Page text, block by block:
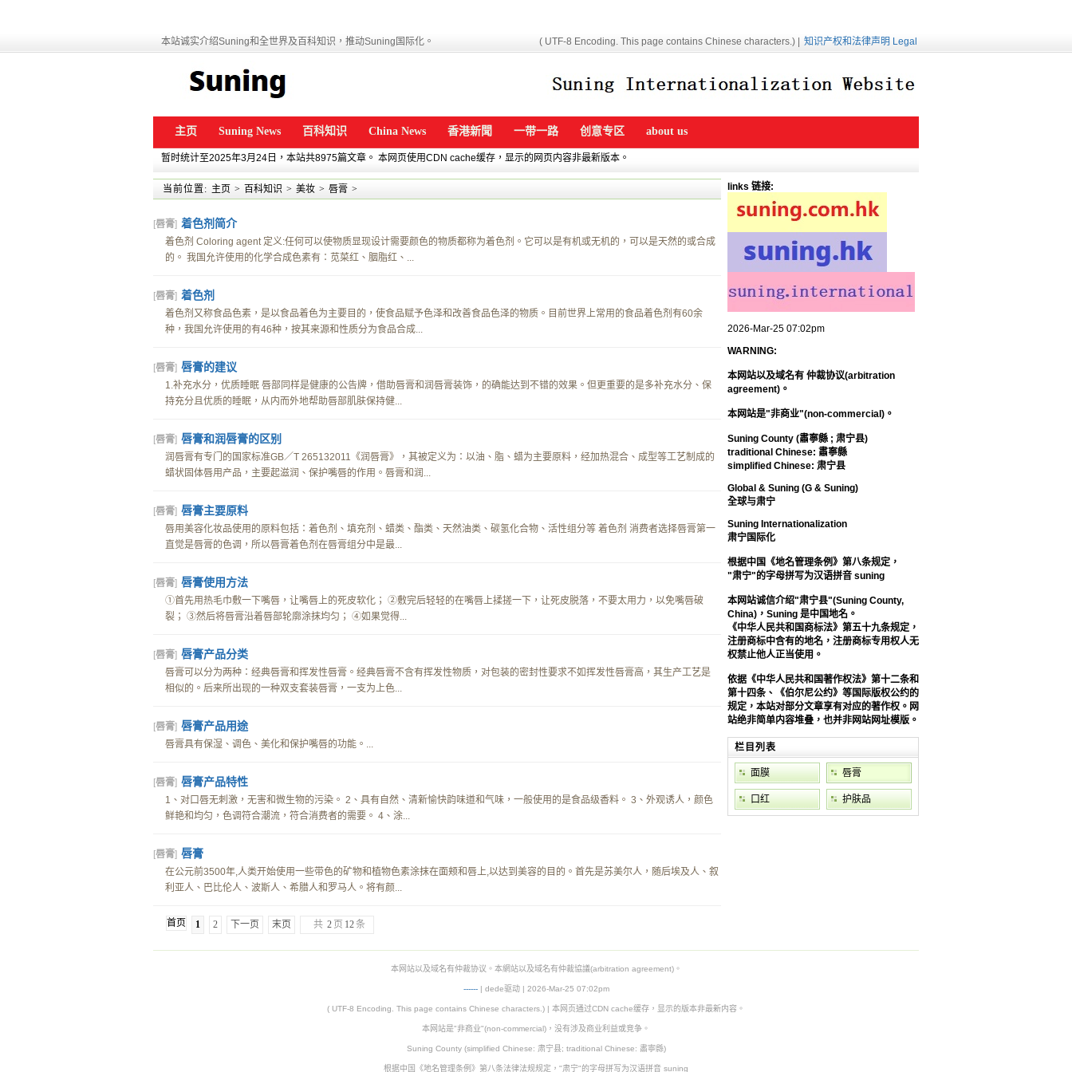
本站诚实介绍Suning和全世界及百科知识，推动Suning国际化。 ( UTF-8 Encoding. This page contains Chinese characters.) | 知识产权和法律声明 Legal
主页 Suning News 百科知识 China News 香港新聞 一带一路 创意专区 about us
暂时统计至2025年3月24日，本站共8975篇文章。 本网页使用CDN cache缓存，显示的网页内容非最新版本。
当前位置: 主页 > 百科知识 > 美妆 > 唇膏 >
[唇膏] 着色剂简介
着色剂 Coloring agent 定义:任何可以使物质显现设计需要颜色的物质都称为着色剂。它可以是有机或无机的，可以是天然的或合成
的。 我国允许使用的化学合成色素有：苋菜红、胭脂红、...
[唇膏] 着色剂
着色剂又称食品色素，是以食品着色为主要目的，使食品赋予色泽和改善食品色泽的物质。目前世界上常用的食品着色剂有60余
种，我国允许使用的有46种，按其来源和性质分为食品合成...
[唇膏] 唇膏的建议
1.补充水分，优质睡眠 唇部同样是健康的公告牌，借助唇膏和润唇膏装饰，的确能达到不错的效果。但更重要的是多补充水分、保
持充分且优质的睡眠，从内而外地帮助唇部肌肤保持健...
[唇膏] 唇膏和润唇膏的区别
润唇膏有专门的国家标准GB／T 265132011《润唇膏》，其被定义为：以油、脂、蜡为主要原料，经加热混合、成型等工艺制成的
蜡状固体唇用产品，主要起滋润、保护嘴唇的作用。唇膏和润...
[唇膏] 唇膏主要原料
唇用美容化妆品使用的原料包括：着色剂、填充剂、蜡类、酯类、天然油类、碳氢化合物、活性组分等 着色剂 消费者选择唇膏第一
直觉是唇膏的色调，所以唇膏着色剂在唇膏组分中是最...
[唇膏] 唇膏使用方法
①首先用热毛巾敷一下嘴唇，让嘴唇上的死皮软化； ②敷完后轻轻的在嘴唇上揉搓一下，让死皮脱落，不要太用力，以免嘴唇破
裂； ③然后将唇膏沿着唇部轮廓涂抹均匀； ④如果觉得...
[唇膏] 唇膏产品分类
唇膏可以分为两种：经典唇膏和挥发性唇膏。经典唇膏不含有挥发性物质，对包装的密封性要求不如挥发性唇膏高，其生产工艺是
相似的。后来所出现的一种双支套装唇膏，一支为上色...
[唇膏] 唇膏产品用途
唇膏具有保湿、调色、美化和保护嘴唇的功能。...
[唇膏] 唇膏产品特性
1、对口唇无刺激，无害和微生物的污染。 2、具有自然、清新愉快韵味道和气味，一般使用的是食品级香料。 3、外观诱人，颜色
鲜艳和均匀，色调符合潮流，符合消费者的需要。 4、涂...
[唇膏] 唇膏
在公元前3500年,人类开始使用一些带色的矿物和植物色素涂抹在面颊和唇上,以达到美容的目的。首先是苏美尔人，随后埃及人、叙
利亚人、巴比伦人、波斯人、希腊人和罗马人。将有颜...
首页 1 2 下一页 末页 共 2 页 12 条
links 链接:
2026-Mar-25 07:02pm
WARNING:
本网站以及域名有 仲裁协议(arbitration
agreement)。
本网站是"非商业"(non-commercial)。
Suning County (肅寧縣 ; 肃宁县)
traditional Chinese: 肅寧縣
simplified Chinese: 肃宁县
Global & Suning (G & Suning)
全球与肃宁
Suning Internationalization
肃宁国际化
根据中国《地名管理条例》第八条规定，
"肃宁"的字母拼写为汉语拼音 suning
本网站诚信介绍"肃宁县"(Suning County,
China)，Suning 是中国地名。
《中华人民共和国商标法》第五十九条规定，
注册商标中含有的地名，注册商标专用权人无
权禁止他人正当使用。
依据《中华人民共和国著作权法》第十二条和
第十四条、《伯尔尼公约》等国际版权公约的
规定，本站对部分文章享有对应的著作权。网
站绝非简单内容堆叠，也并非网站网址模版。
栏目列表
面膜 唇膏
口红 护肤品
本网站以及域名有仲裁协议。本網站以及域名有仲裁協議(arbitration agreement)。
------| dede驱动 | 2026-Mar-25 07:02pm
( UTF-8 Encoding. This page contains Chinese characters.) | 本网页通过CDN cache缓存，显示的版本非最新内容。
本网站是"非商业"(non-commercial)，没有涉及商业利益或竞争。
Suning County (simplified Chinese: 肃宁县; traditional Chinese: 肅寧縣)
根据中国《地名管理条例》第八条法律法规规定，"肃宁"的字母拼写为汉语拼音 suning